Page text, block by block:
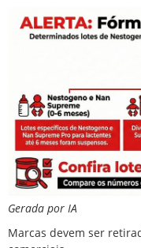
Gerada por IA
Marcas devem ser